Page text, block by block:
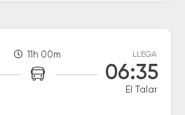
11h 00m LLEGA
06:35
El Talar